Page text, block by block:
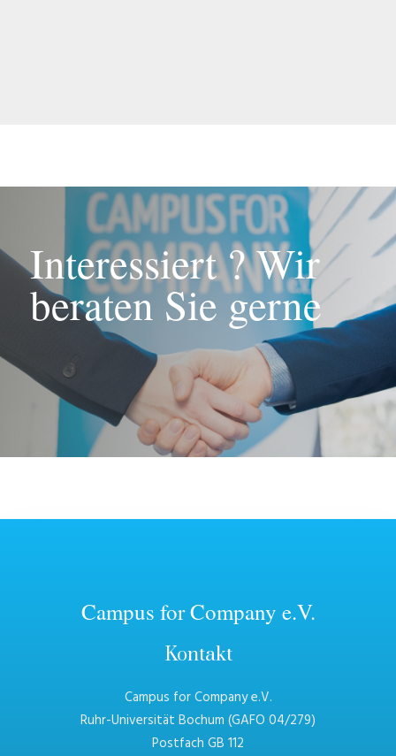
Interessiert ? Wir
beraten Sie gerne
Campus for Company e.V.
Kontakt
Campus for Company e.V.
Ruhr-Universität Bochum (GAFO 04/279)
Postfach GB 112